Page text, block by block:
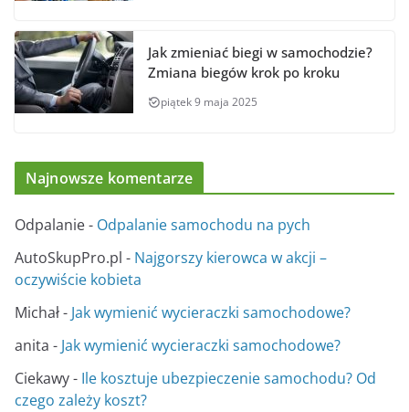
Jak zmieniać biegi w samochodzie?
Zmiana biegów krok po kroku
piątek 9 maja 2025
Najnowsze komentarze
Odpalanie- Odpalanie samochodu na pych
AutoSkupPro.pl - Najgorszy kierowca w akcji –
oczywiście kobieta
Michał- Jak wymienić wycieraczki samochodowe?
anita - Jak wymienić wycieraczki samochodowe?
Ciekawy- Ile kosztuje ubezpieczenie samochodu? Od
czego zależy koszt?